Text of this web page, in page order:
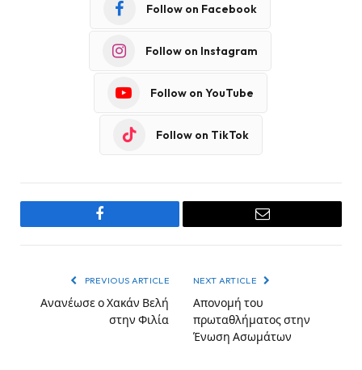
Follow on Facebook
Follow on Instagram
Follow on YouTube
Follow on TikTok
Facebook Email
PREVIOUS ARTICLE
Ανανέωσε ο Χακάν Βελή
στην Φιλία
NEXT ARTICLE
Απονομή του
πρωταθλήματος στην
Ένωση Ασωμάτων